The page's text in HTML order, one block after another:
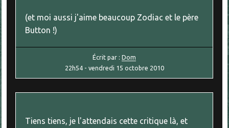
(et moi aussi j'aime beaucoup Zodiac et le père
Button !)
Écrit par :Dom
22h54- vendredi 15 octobre 2010
Tiens tiens, je l'attendais cette critique là, et